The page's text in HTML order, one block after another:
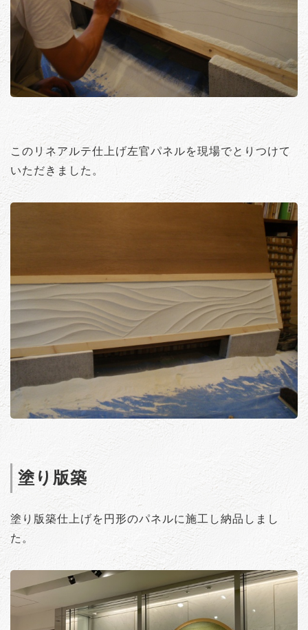
このリネアルテ仕上げ左官パネルを現場でとりつけて
いただきました。
塗り版築
塗り版築仕上げを円形のパネルに施工し納品しまし
た。